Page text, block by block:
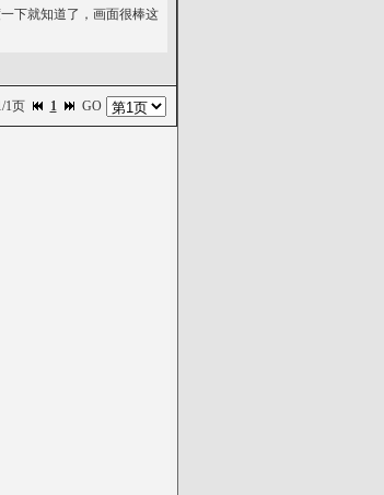
下就知道了，画面很棒这
1页 1 GO